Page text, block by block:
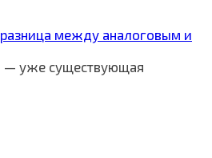
между аналоговым и
— уже существующая